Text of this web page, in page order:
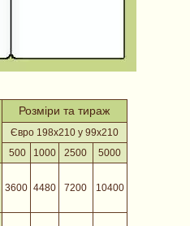
Розміри та тираж
Євро 198х210 у 99х210
500
1000 2500
5000
3600 4480 7200 10400